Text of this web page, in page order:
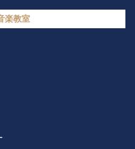
楽教室